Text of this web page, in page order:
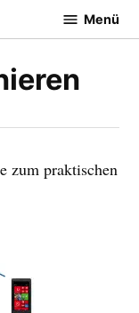
Menü
zum praktischen